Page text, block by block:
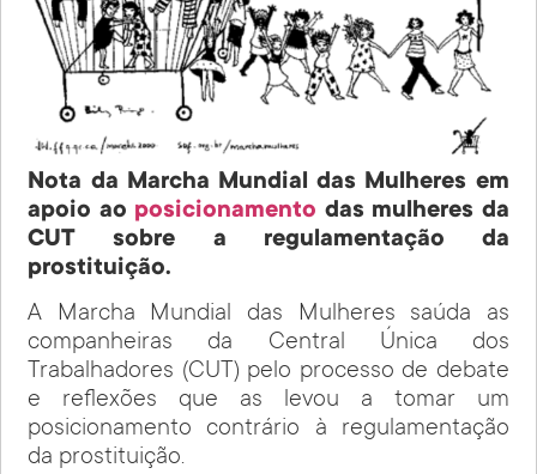
Nota da Marcha Mundial das Mulheres em
apoio ao posicionamento das mulheres da
CUT sobre a regulamentação da
prostituição.
A Marcha Mundial das Mulheres saúda as
companheiras da Central Única dos
Trabalhadores (CUT) pelo processo de debate
e reflexões que as levou a tomar um
posicionamento contrário à regulamentação
da prostituição.